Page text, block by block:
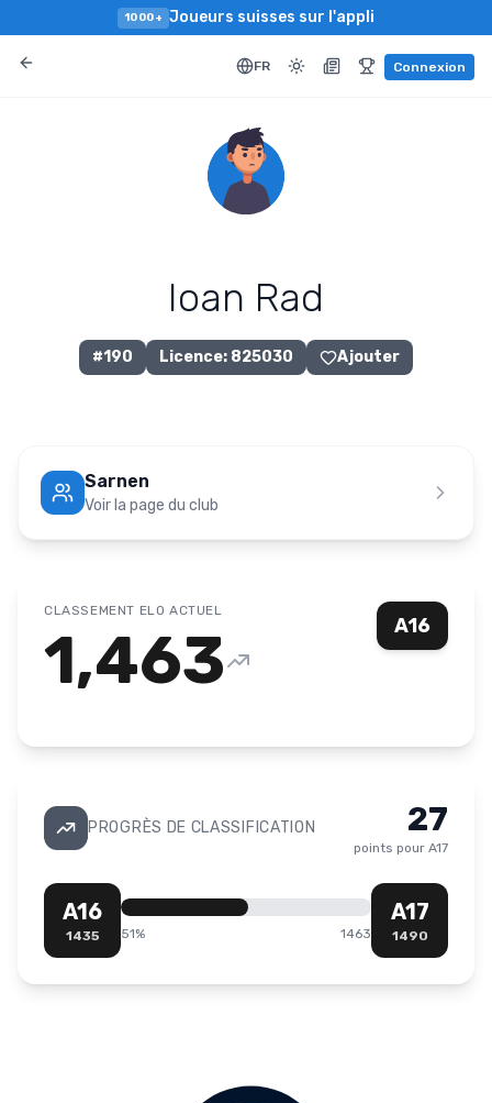
1000+ Joueurs suisses sur l'appli
FR Connexion
Ioan Rad
#190 Licence: 825030 Ajouter
Sarnen
Voir la page du club
A16
CLASSEMENT ELO ACTUEL
1,463
PROGRÈS DE CLASSIFICATION 27
points pour A17
A16
1435 51% 1463
A17
1490